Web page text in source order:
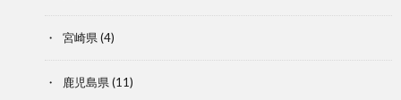
宮崎県(4)
鹿児島県(11)